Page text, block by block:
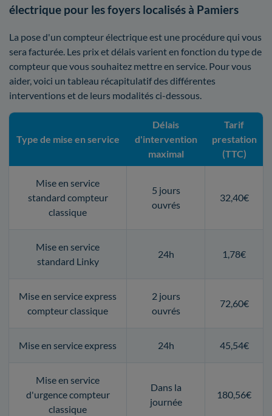
électrique pour les foyers localisés à Pamiers
La pose d'un compteur électrique est une procédure qui vous
sera facturée. Les prix et délais varient en fonction du type de
compteur que vous souhaitez mettre en service. Pour vous
aider, voici un tableau récapitulatif des différentes
interventions et de leurs modalités ci-dessous.
Type de mise en service
Délais
d'intervention
maximal
Tarif
prestation
(TTC)
Mise en service
standard compteur
classique
5 jours
ouvrés
32,40€
Mise en service
standard Linky
24h 1,78€
Mise en service express
compteur classique
2 jours
ouvrés
72,60€
Mise en service express 24h 45,54€
Mise en service
d'urgence compteur
classique
Dans la
journée
180,56€